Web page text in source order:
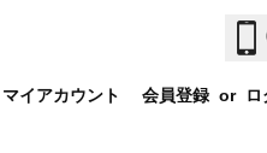
マイアカウント 会員登録 or